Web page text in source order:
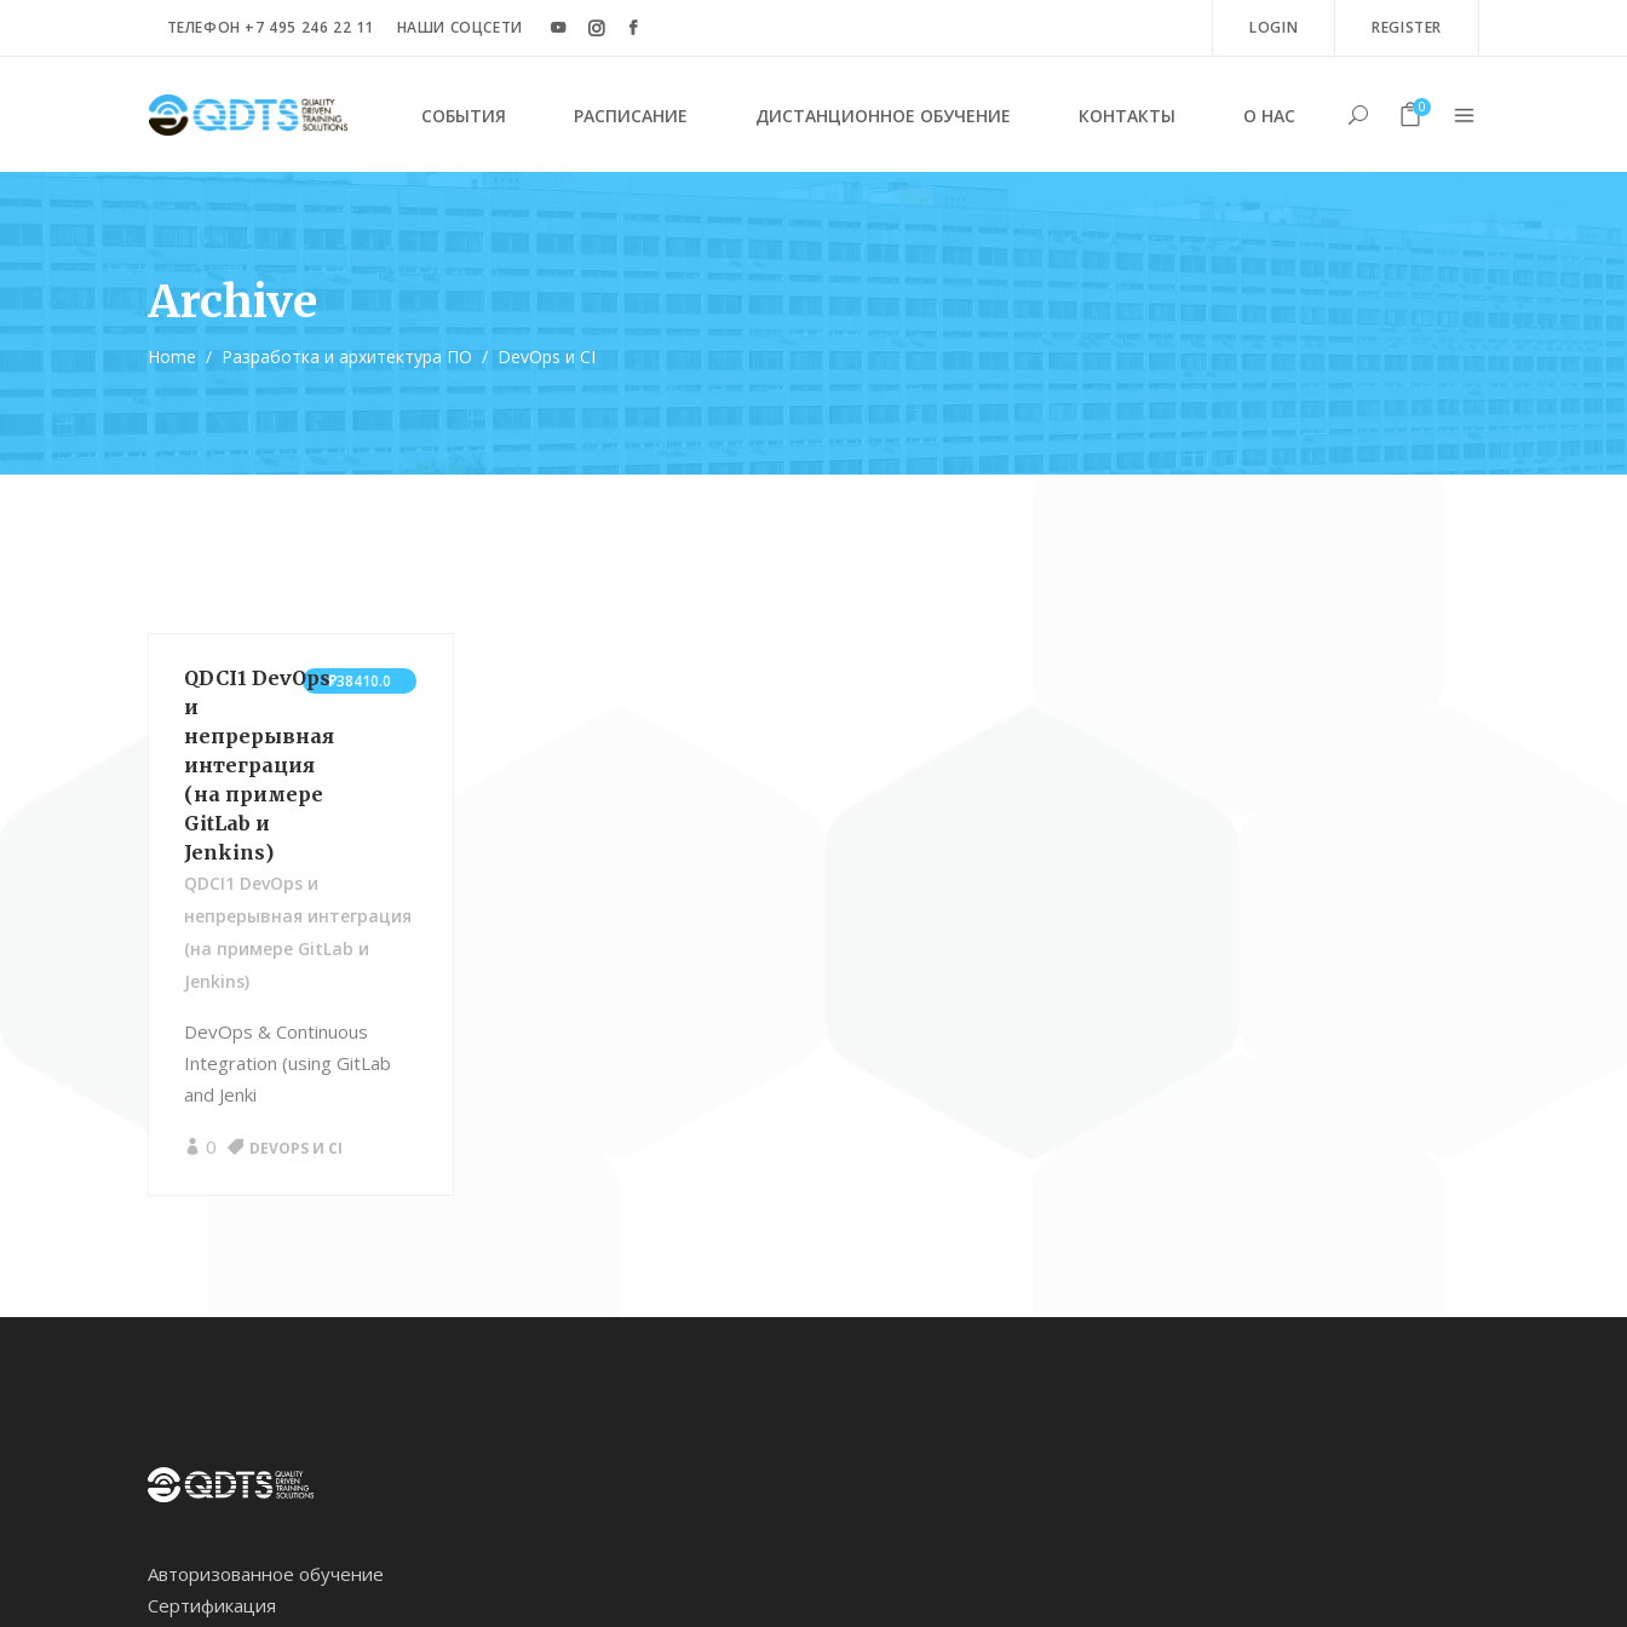
ТЕЛЕФОН +7 495 246 22 11 НАШИ СОЦСЕТИ LOGIN REGISTER
СОБЫТИЯ РАСПИСАНИЕ ДИСТАНЦИОННОЕ ОБУЧЕНИЕ КОНТАКТЫ О НАС 0
Archive
Home / Разработка и архитектура ПО / DevOps и CI
QDCI1 DevOps
и
непрерывная
интеграция
(на примере
GitLab и
Jenkins)
₽38410.0
QDCI1 DevOps и
непрерывная интеграция
(на примере GitLab и
Jenkins)
DevOps & Continuous
Integration (using GitLab
and Jenki
0 DEVOPS И CI
Авторизованное обучение
Сертификация